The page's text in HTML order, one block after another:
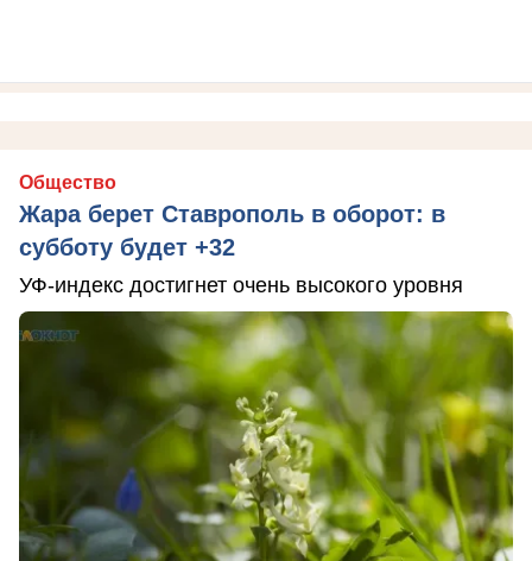
Общество
Жара берет Ставрополь в оборот: в
субботу будет +32
УФ-индекс достигнет очень высокого уровня